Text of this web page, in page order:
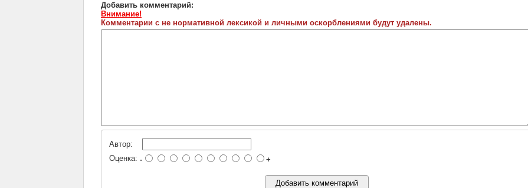
Добавить комментарий:
Внимание!
Комментарии с не нормативной лексикой и личными оскорблениями будут удалены.
Автор:
Оценка: - +